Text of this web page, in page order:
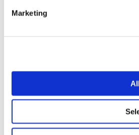
Marketing
Provincie Zeeland en
Ga naar onze